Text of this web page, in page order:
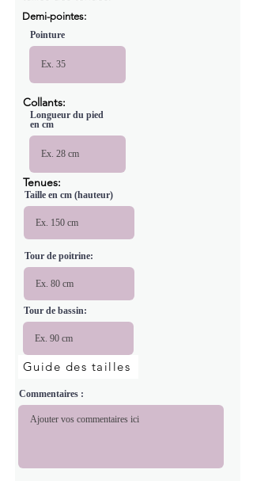
Demi-pointes:
Pointure
Collants:
Longueur du pied
en cm
Tenues:
Taille en cm (hauteur)
Tour de poitrine:
Tour de bassin:
Guide des tailles
Commentaires :